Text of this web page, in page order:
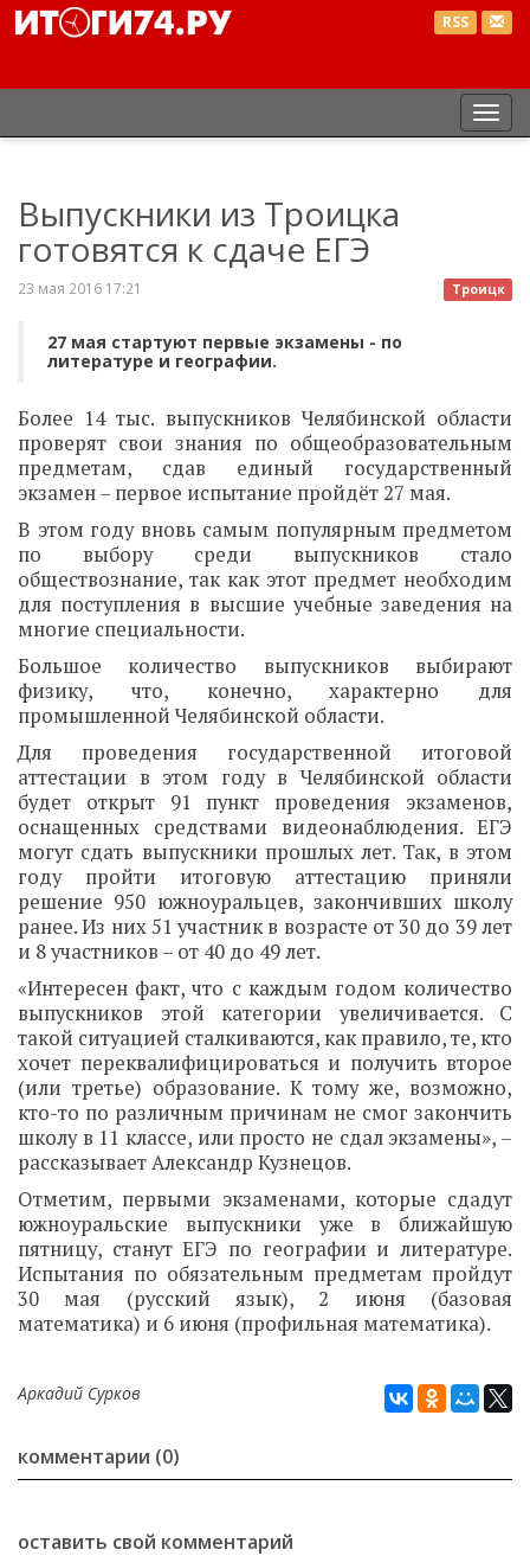
RSS
Выпускники из Троицка
готовятся к сдаче ЕГЭ
Троицк
23 мая 2016 17:21
27 мая стартуют первые экзамены - по
литературе и географии.
Более 14 тыс. выпускников Челябинской области
проверят свои знания по общеобразовательным
предметам, сдав единый государственный
экзамен – первое испытание пройдёт 27 мая.
В этом году вновь самым популярным предметом
по выбору среди выпускников стало
обществознание, так как этот предмет необходим
для поступления в высшие учебные заведения на
многие специальности.
Большое количество выпускников выбирают
физику, что, конечно, характерно для
промышленной Челябинской области.
Для проведения государственной итоговой
аттестации в этом году в Челябинской области
будет открыт 91 пункт проведения экзаменов,
оснащенных средствами видеонаблюдения. ЕГЭ
могут сдать выпускники прошлых лет. Так, в этом
году пройти итоговую аттестацию приняли
решение 950 южноуральцев, закончивших школу
ранее. Из них 51 участник в возрасте от 30 до 39 лет
и 8 участников – от 40 до 49 лет.
«Интересен факт, что с каждым годом количество
выпускников этой категории увеличивается. С
такой ситуацией сталкиваются, как правило, те, кто
хочет переквалифицироваться и получить второе
(или третье) образование. К тому же, возможно,
кто-то по различным причинам не смог закончить
школу в 11 классе, или просто не сдал экзамены», –
рассказывает Александр Кузнецов.
Отметим, первыми экзаменами, которые сдадут
южноуральские выпускники уже в ближайшую
пятницу, станут ЕГЭ по географии и литературе.
Испытания по обязательным предметам пройдут
30 мая (русский язык), 2 июня (базовая
математика) и 6 июня (профильная математика).
Аркадий Сурков
комментарии (0)
оставить свой комментарий